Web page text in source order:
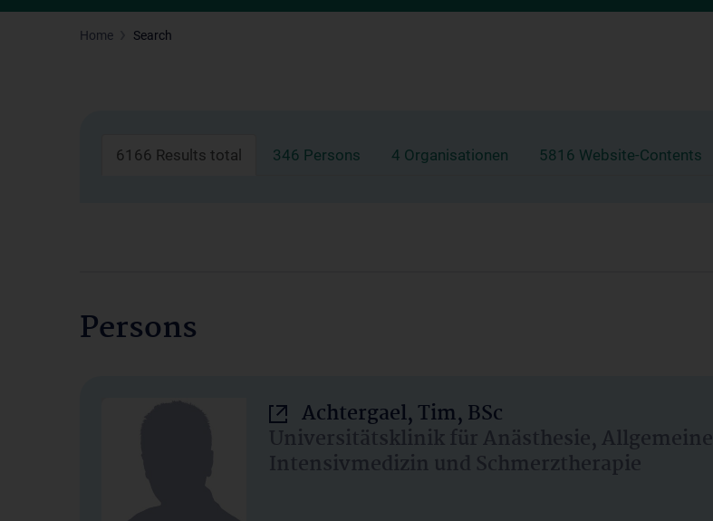
Home Search
6166 Results total 346 Persons 4 Organisationen 5816 Website-Contents
Persons
Achtergael, Tim, BSc
Universitätsklinik für Anästhesie, Allgemeine
Intensivmedizin und Schmerztherapie